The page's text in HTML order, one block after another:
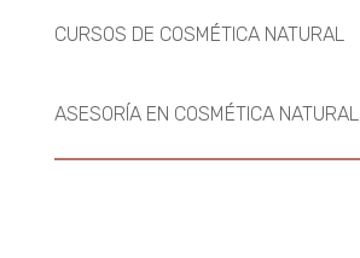
CURSOS DE COSMÉTICA NATURAL
ASESORÍA EN COSMÉTICA NATURAL